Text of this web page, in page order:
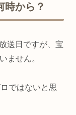
時から？
送日ですが、宝
ません。
ではないと思